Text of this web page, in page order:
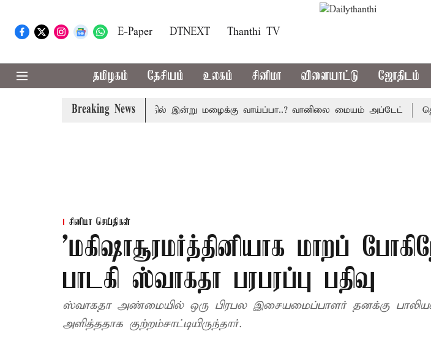
E-Paper DTNEXT Thanthi TV
தமிழகம் தேசியம் உலகம் சினிமா விளையாட்டு ஜோதிடம்
Breaking News
உயிரிழப்பு தமிழகத்தில் இன்று மழைக்கு வாய்ப்பா..? வானிலை மையம் அப்டேட்
சினிமா செய்திகள்
’மகிஷாசூரமர்த்தினியாக மாறப்
பாடகி ஸ்வாகதா பரபரப்பு பதிவு
ஸ்வாகதா அண்மையில் ஒரு பிரபல இசையமைப்பாளர் தனக்கு
அளித்ததாக குற்றம்சாட்டியிருந்தார்.